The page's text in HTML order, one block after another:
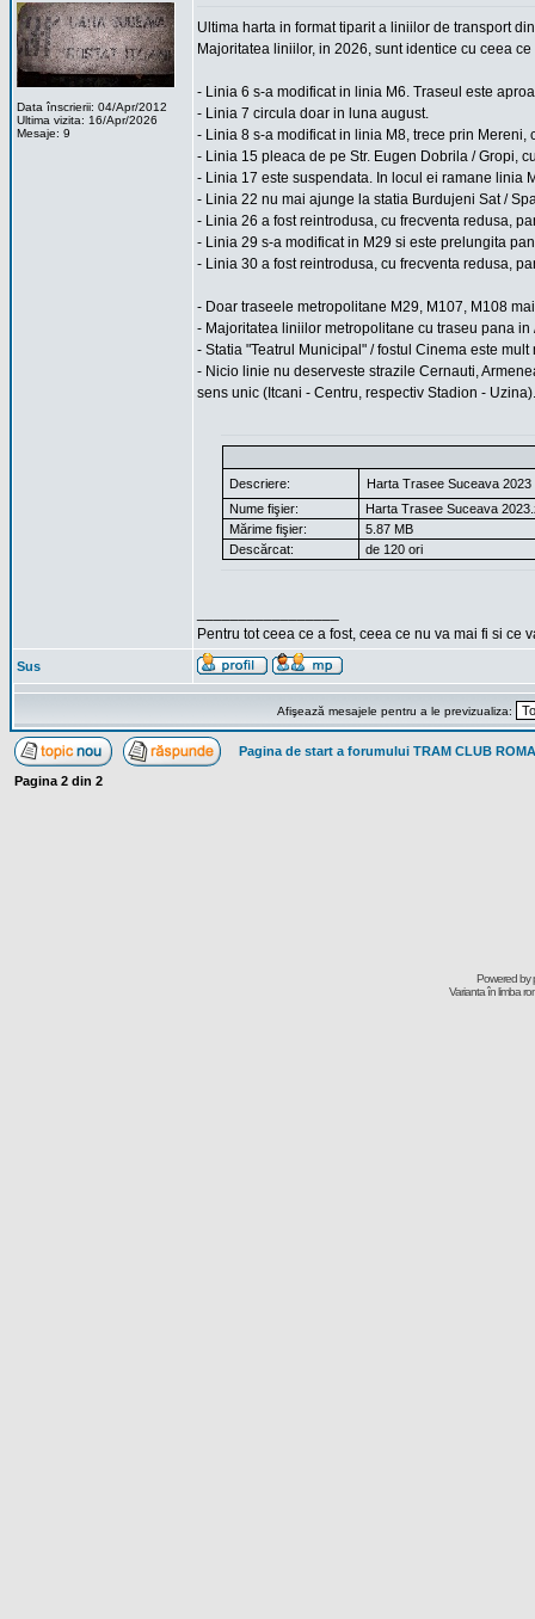
Data înscrierii: 04/Apr/2012
Ultima vizita: 16/Apr/2026
Mesaje: 9
Ultima harta in format tiparit a liniilor de transport
Majoritatea liniilor, in 2026, sunt identice cu ceea
- Linia 6 s-a modificat in linia M6. Traseul este
- Linia 7 circula doar in luna august.
- Linia 8 s-a modificat in linia M8, trece prin
- Linia 15 pleaca de pe Str. Eugen Dobrila / Gropi,
- Linia 17 este suspendata. In locul ei ramane linia
- Linia 22 nu mai ajunge la statia Burdujeni Sat /
- Linia 26 a fost reintrodusa, cu frecventa redusa,
- Linia 29 s-a modificat in M29 si este prelungita
- Linia 30 a fost reintrodusa, cu frecventa redusa,
- Doar traseele metropolitane M29, M107, M108
- Majoritatea liniilor metropolitane cu traseu pana
- Statia "Teatrul Municipal" / fostul Cinema este
- Nicio linie nu deserveste strazile Cernauti,
sens unic (Itcani - Centru, respectiv Stadion - Uzina).
Descriere:
Harta Trasee Suceava 2023
Nume fişier:
Harta Trasee Suceava
Mărime fişier:
5.87 MB
Descărcat:
de 120 ori
Pentru tot ceea ce a fost, ceea ce nu va mai fi si ce
Sus
Afişează mesajele pentru a le previzualiza:
Pagina de start a forumului TRAM CLUB
Pagina 2 din 2
Powered by
Varianta în limba